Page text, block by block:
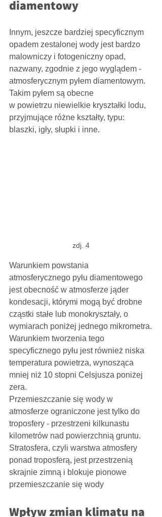
diamentowy
Innym, jeszcze bardziej specyficznym
opadem zestalonej wody jest bardzo
malowniczy i fotogeniczny opad,
nazwany, zgodnie z jego wyglądem -
atmosferycznym pyłem diamentowym.
Takim pyłem są obecne
w powietrzu niewielkie kryształki lodu,
przyjmujące różne kształty, typu:
blaszki, igły, słupki i inne.
zdj. 4
Warunkiem powstania
atmosferycznego pyłu diamentowego
jest obecność w atmosferze jąder
kondesacji, którymi mogą być drobne
cząstki stałe lub monokryształy, o
wymiarach poniżej jednego mikrometra.
Warunkiem tworzenia tego
specyficznego pyłu jest również niska
temperatura powietrza, wynosząca
mniej niż 10 stopni Celsjusza poniżej
zera.
Przemieszczanie się wody w
atmosferze ograniczone jest tylko do
troposfery - przestrzeni kilkunastu
kilometrów nad powierzchnią gruntu.
Stratosfera, czyli warstwa atmosfery
ponad troposferą, jest przestrzenią
skrajnie zimną i blokuje pionowe
przemieszczanie się wody
Wpływ zmian klimatu na